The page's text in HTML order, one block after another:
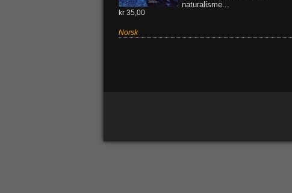
naturalisme...
kr 35,00
Norsk